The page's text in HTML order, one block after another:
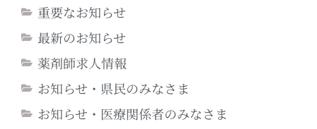
重要なお知らせ
最新のお知らせ
薬剤師求人情報
お知らせ・県民のみなさま
お知らせ・医療関係者のみなさま